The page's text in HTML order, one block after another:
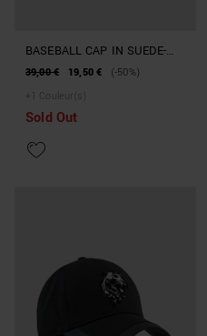
BASEBALL CAP IN SUEDE-
EFFECT FABRIC
39,00 € 19,50 €
(-50%)
+
Couleur(s)
Sold Out